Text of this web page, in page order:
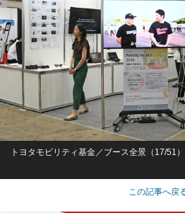
トヨタモビリティ基金／ブース全景（17/51）
この記事へ戻